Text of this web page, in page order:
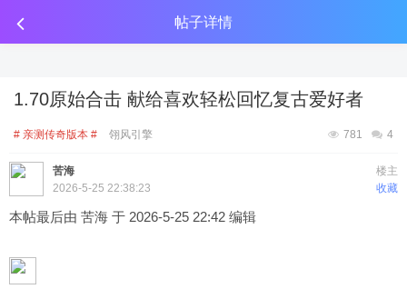
传奇工具分享 点击金币投放广告 点击金币投放广告
帖子详情
1.70原始合击 献给喜欢轻松回忆复古爱好者
# 亲测传奇版本 # 翎风引擎 4
781
楼主
苦海
收藏
2026-5-25 22:38:23
本帖最后由 苦海 于 2026-5-25 22:42 编辑